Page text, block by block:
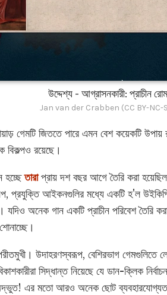
উদ্দেশ্য - আগ্রাসনকারী: প্রাচীন রোম
Jan van der Crabben (CC BY-NC-
গেমটি জিততে পারে এমন বেশ কয়েকটি
রয়েছে।
হচ্ছেতারাপ্রায় দশ বছর আগে তৈরি করা
প্রযুক্তি আইকনগুলির মধ্যে একটি হ'ল
অনেক গান একটি প্রাচীন পরিবেশ তৈরি
উদাহরণস্বরূপ, বেশিরভাগ গেমগুলিতে
সিদ্ধান্ত নিয়েছে যে ডান-ক্লিক
এর মতো আরও অনেক ছোট